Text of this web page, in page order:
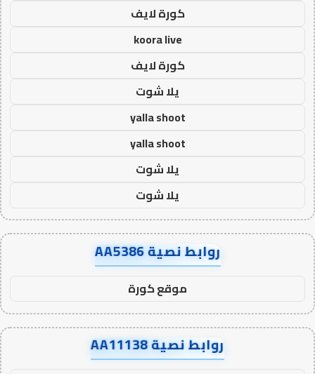
كورة لايف
koora live
كورة لايف
يلا شوت
yalla shoot
yalla shoot
يلا شوت
يلا شوت
روابط نصية AA5386
موقع كورة
روابط نصية AA11138